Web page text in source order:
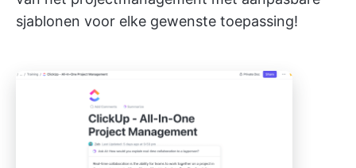
sjablonen voor elke gewenste toepassing!